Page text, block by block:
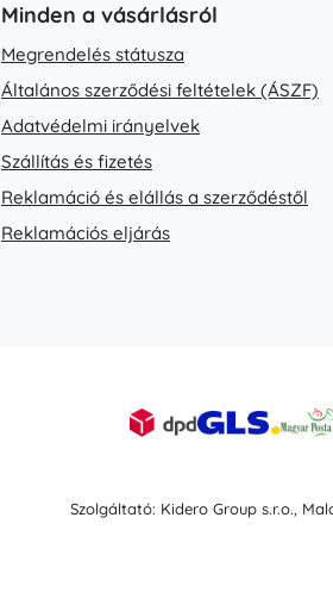
Minden a vásárlásról
Megrendelés státusza
Általános szerződési feltételek (ÁSZF)
Adatvédelmi irányelvek
Szállítás és fizetés
Reklamáció és elállás a szerződéstől
Reklamációs eljárás
Szolgáltató: Kidero Group s.r.o.,